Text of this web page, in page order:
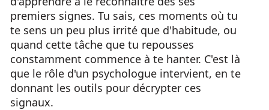
premiers signes. Tu sais, ces moments où tu
te sens un peu plus irrité que d'habitude, ou
quand cette tâche que tu repousses
constamment commence à te hanter. C'est là
que le rôle d'un psychologue intervient, en te
donnant les outils pour décrypter ces
signaux.